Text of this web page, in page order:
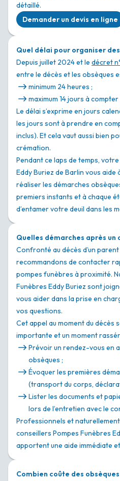
détaillé.
Demander un devis en ligne
Quel délai pour organiser
Depuis juillet 2024 et le décret
entre le décès et les obsèques
minimum 24 heures ;
maximum 14 jours à
Le délai s’exprime en jours
les jours sont à prendre en
inclus). Et cela vaut aussi bien
crémation.
Pendant ce laps de temps,
Eddy Buriez de Barlin vous
réaliser les démarches
premiers instants et à chaque
d’entamer votre deuil dans les
Quelles démarches après un
Confronté au décès d’un
recommandons de contacter
pompes funèbres à proximité.
Funèbres Eddy Buriez sont
vous aider dans la prise en
vos questions.
Cet appel au moment du décès
importante et un moment
Prévoir un rendez-vous en
obsèques ;
Évoquer les premières
(transport du corps,
Lister les documents et
lors de l’entretien avec le
Professionnels et
conseillers Pompes Funèbres
apportent une aide immédiate
Combien coûte des obsèques